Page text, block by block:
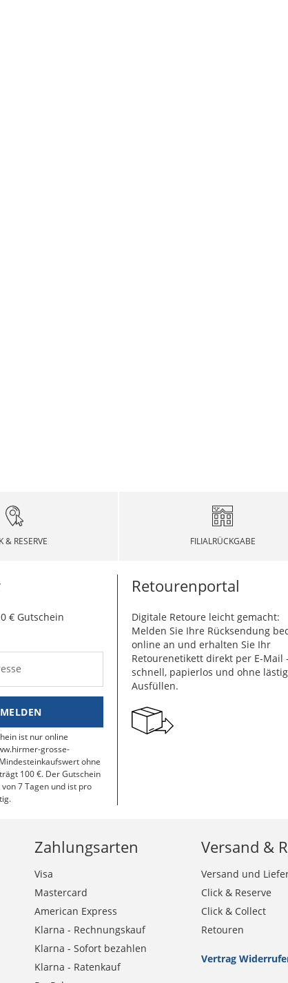
& RESERVE FILIALRÜCKGABE
€ Gutschein
ist nur online
grosse-
ohne
100 €. Der Gutschein
7 Tagen und ist pro
Retourenportal
Digitale Retoure leicht gemacht:
Melden Sie Ihre Rücksendung
online an und erhalten Sie Ihr
Retourenetikett direkt per E-Mail
schnell, papierlos und ohne
Ausfüllen.
Zahlungsarten
Visa
Mastercard
American Express
Klarna - Rechnungskauf
Klarna - Sofort bezahlen
Klarna - Ratenkauf
Versand &
Versand und
Click & Reserve
Click & Collect
Retouren
Vertrag